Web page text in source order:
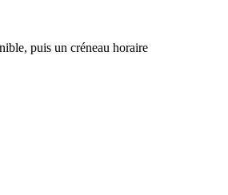
puis un créneau horaire